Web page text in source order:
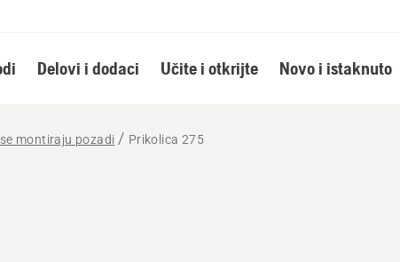
Delovi i dodaci Učite i otkrijte Novo i istaknuto
montiraju pozadi Prikolica 275